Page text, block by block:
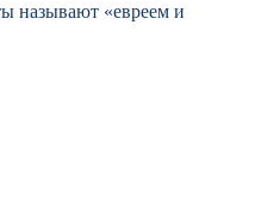
называют «евреем и